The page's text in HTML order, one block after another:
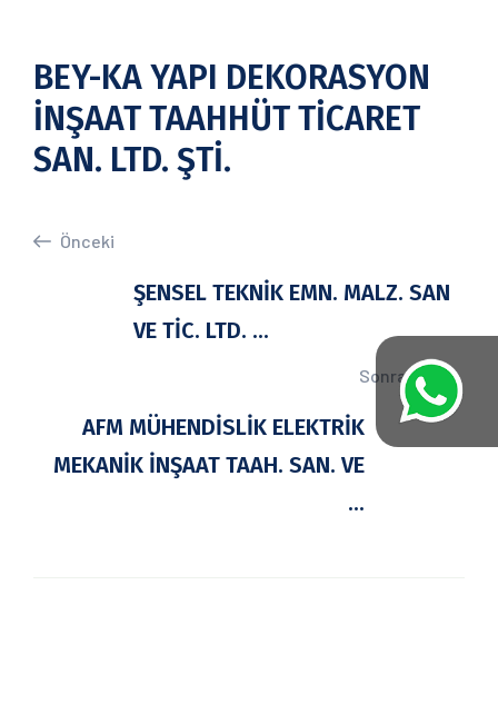
BEY-KA YAPI DEKORASYON
İNŞAAT TAAHHÜT TİCARET
SAN. LTD. ŞTİ.
Önceki
ŞENSEL TEKNİK EMN. MALZ. SAN
VE TİC. LTD. ...
Sonraki
AFM MÜHENDİSLİK ELEKTRİK
MEKANİK İNŞAAT TAAH. SAN. VE
...